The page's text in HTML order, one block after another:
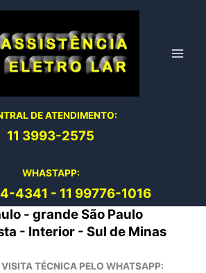
DE ATENDIMENTO:
11 3993-2575
WHASTAPP:
4341 - 11 99776-1016
- grande São Paulo
- Interior - Sul de Minas
TÉCNICA PELO WHATSAPP: